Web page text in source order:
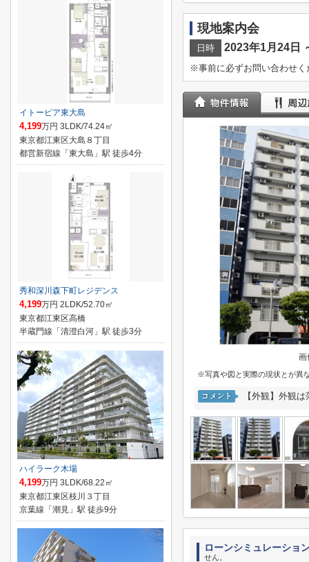
現地案内会
日時 2023年1月24日
※事前に必ずお問い合わせく
画
※写真や図と実際の現状とが異
【外観】外観
ローンシミュレーショ
せん。
イトーピア東大島
4,199万円 3LDK/74.24㎡
東京都江東区大島８丁目
都営新宿線「東大島」駅 徒歩4分
秀和深川森下町レジデンス
4,199万円 2LDK/52.70㎡
東京都江東区高橋
半蔵門線「清澄白河」駅 徒歩3分
ハイラーク木場
4,199万円 3LDK/68.22㎡
東京都江東区枝川３丁目
京葉線「潮見」駅 徒歩9分